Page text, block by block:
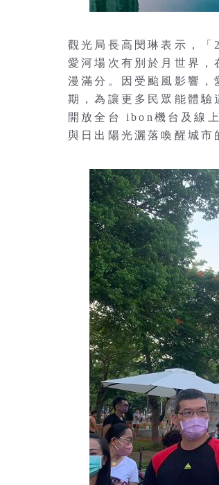
觀光局長高閔琳表示，「
愛河場次有別於月世界，
漫滿分。因受颱風影響
期，為讓更多民眾能體
開放全台 ibon機台及線
與日出陽光灑落喚醒城市